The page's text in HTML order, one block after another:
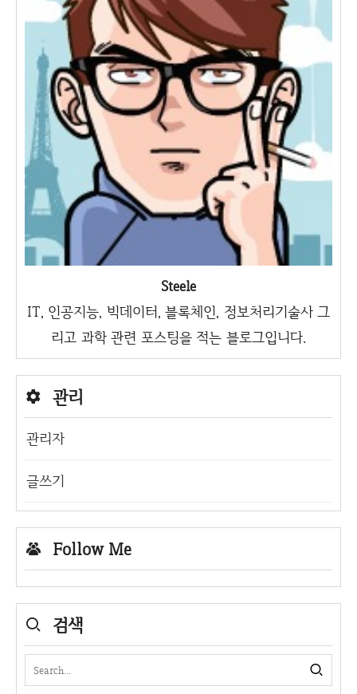
Steele
IT, 인공지능, 빅데이터, 블록체인, 정보처리기술사 그
리고 과학 관련 포스팅을 적는 블로그입니다.
관리
관리자
글쓰기
Follow Me
검색